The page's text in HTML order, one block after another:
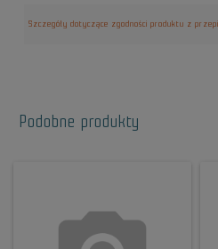
Szczegóły dotyczące zgodności produktu z
Podobne produkty